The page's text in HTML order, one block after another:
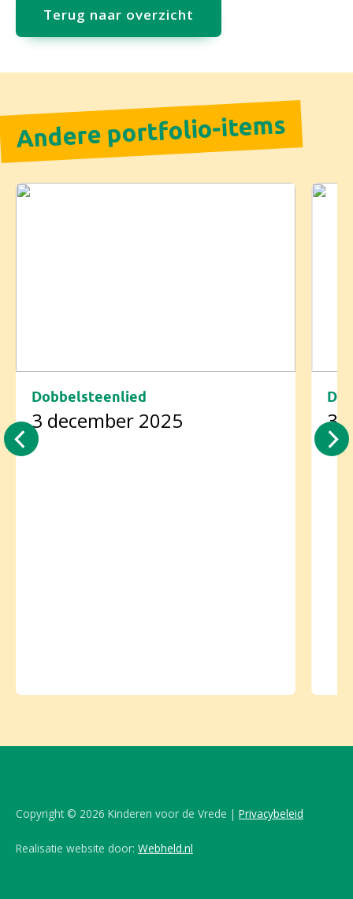
Terug naar overzicht
Andere portfolio-items
Dobbelsteenlied
3 december 2025 3
Copyright © 2026 Kinderen voor de Vrede | Privacybeleid
Realisatie website door: Webheld.nl